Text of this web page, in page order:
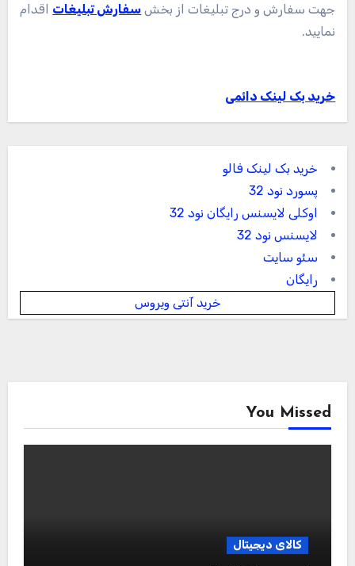
جهت سفارش و درج تبلیغات از بخش سفارش تبلیغات اقدام
نمایید.
خرید بک لینک دائمی
خرید بک لینک فالو
پسورد نود 32
اوکلی لایسنس رایگان نود 32
لایسنس نود 32
سئو سایت
رایگان
خرید آنتی ویروس
You Missed
کالای دیجیتال